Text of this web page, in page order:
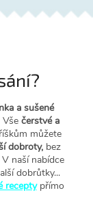
a sušené
čerstvé a
můžete
dobroty, bez
naší nabídce
dobrůtky...
receptypřímo